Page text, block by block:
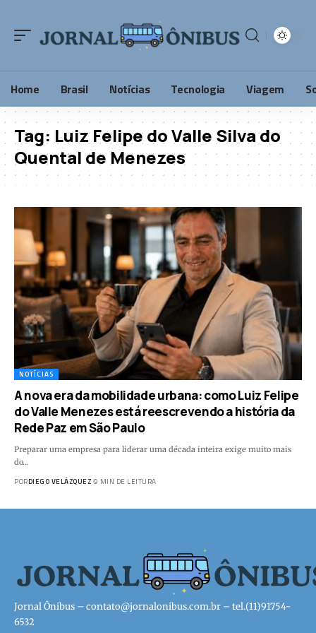
Home Brasil Notícias Tecnologia Viagem
Tag: Luiz Felipe do Valle Silva do
Quental de Menezes
NOTÍCIAS
A nova era da mobilidade urbana: como Luiz Felipe
do Valle Menezes está reescrevendo a história da
Rede Paz em São Paulo
Preparar uma empresa para liderar uma década inteira exige muito mais
do…
PORDIEGO VELÁZQUEZ 9 MIN DE LEITURA
Jornal Ônibus – contato@jornalonibus.com.br – tel.(11)91754-
6532